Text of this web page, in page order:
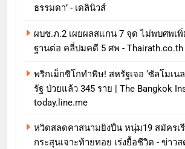
ธรรมดา’ - เดลินิวส์
ผบช.ภ.2 เผยผลสแกน 7 จุด ไม่พบศพเ
ฐานต่อ คลี่ปมคดี 5 ศพ - Thairath.co.th
พริกเม็กซิโกทำพิษ! สหรัฐเจอ ‘ซัลโมเน
รัฐ ป่วยแล้ว 345 ราย | The Bangkok
today.line.me
หวิดสลดคาสนามยิงปืน หนุ่ม19 สมัครเ
กระสุนเจาะท้ายทอย เร่งยื้อชีวิต - ข่าวส